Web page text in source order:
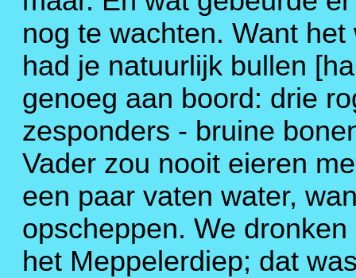
nog te wachten. Want
had je natuurlijk bullen
genoeg aan boord: drie
zesponders - bruine
Vader zou nooit eieren
een paar vaten water,
opscheppen. We
het Meppelerdiep; dat